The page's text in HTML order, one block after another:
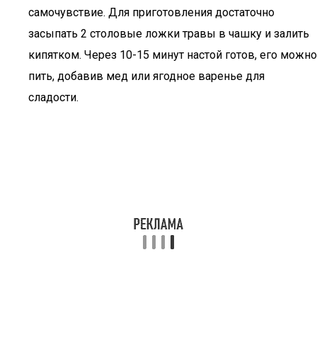
самочувствие. Для приготовления достаточно
засыпать 2 столовые ложки травы в чашку и залить
кипятком. Через 10-15 минут настой готов, его можно
пить, добавив мед или ягодное варенье для
сладости.